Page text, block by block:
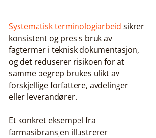
Systematisk terminologiarbeid sikrer
konsistent og presis bruk av
fagtermer i teknisk dokumentasjon,
og det reduserer risikoen for at
samme begrep brukes ulikt av
forskjellige forfattere, avdelinger
eller leverandører.
Et konkret eksempel fra
farmasibransjen illustrerer